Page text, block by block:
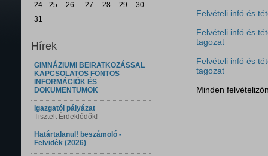
24
25 26 27 28 29
30
31
Hírek
GIMNÁZIUMI BEIRATKOZÁSSAL
KAPCSOLATOS FONTOS
INFORMÁCIÓK ÉS
DOKUMENTUMOK
Igazgatói pályázat
Tisztelt Érdeklődők!
Határtalanul! beszámoló -
Felvidék (2026)
Felvételi infó és
Felvételi infó és
tagozat
Felvételi infó és
tagozat
Minden